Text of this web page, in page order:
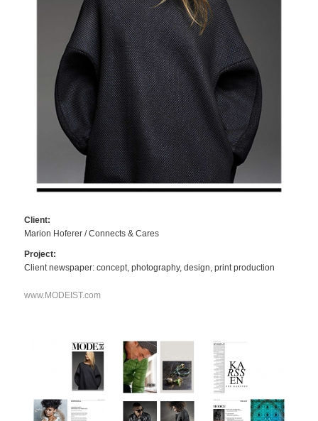
Client:
Marion Hoferer / Connects & Cares
Project:
Client newspaper: concept, photography, design, print production
www.MODEIST.com